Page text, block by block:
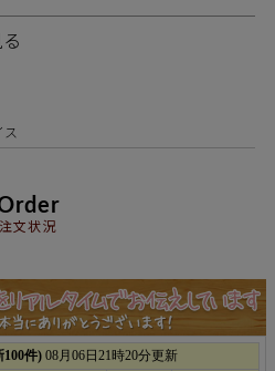
注文状況